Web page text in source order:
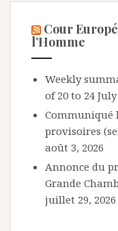
Cour
l’Homme
Weekly
of 20 to 24 July
Communiqué
provisoires
août 3, 2026
Annonce du
Grande
juillet 29, 2026